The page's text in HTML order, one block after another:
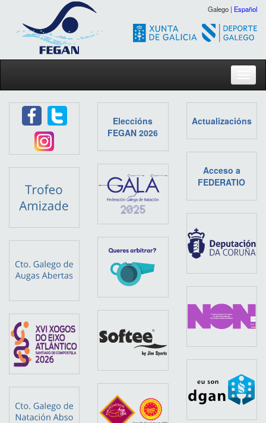
Galego | Español
Eleccións
FEGAN 2026
Actualizacións
Acceso a
FEDERATIO